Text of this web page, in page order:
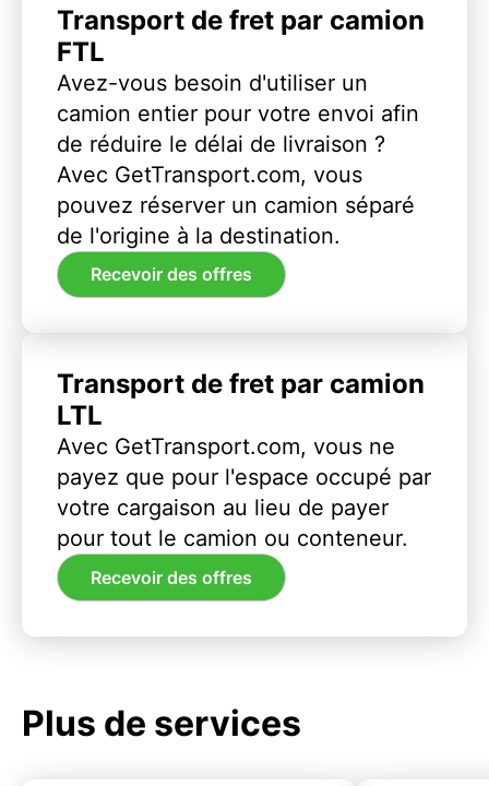
Transport de fret par camion
FTL
Avez-vous besoin d'utiliser un
camion entier pour votre envoi afin
de réduire le délai de livraison ?
Avec GetTransport.com, vous
pouvez réserver un camion séparé
de l'origine à la destination.
Recevoir des offres
Transport de fret par camion
LTL
Avec GetTransport.com, vous ne
payez que pour l'espace occupé par
votre cargaison au lieu de payer
pour tout le camion ou conteneur.
Recevoir des offres
Plus de services